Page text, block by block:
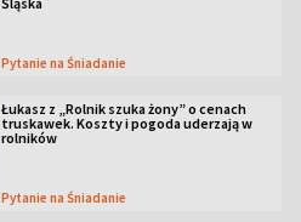
Pytanie na Śniadanie
Łukasz z „Rolnik szuka żony” o cenach
truskawek. Koszty i pogoda uderzają w
rolników
Pytanie na Śniadanie